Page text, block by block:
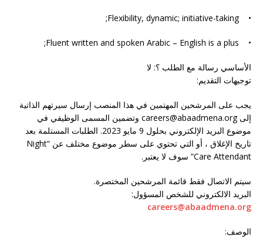
• Flexibility, dynamic; initiative-taking;
• Fluent written and spoken Arabic – English is a plus;
الأساسي رسالة مع الطلب ؟: لا
توجيهات التقديم:
يجب على المرشحين المهتمين في هذا المنصب إرسال سيرتهم الذاتية
إلى careers@abaadmena.org وتضمين المسمى الوظيفي في
موضوع البريد الإلكتروني بحلول 9 مايو 2023. الطلبات المستلمة بعد
تاريخ الإغلاق ، أو التي تحتوي على سطر موضوع مختلف عن “Night
Care Attendant” سوف لا يعتبر.
سيتم الاتصال فقط قائمة المرشحين المختصرة.
البريد الالكتروني للشخص المسؤول:
careers@abaadmena.org
الوصف: